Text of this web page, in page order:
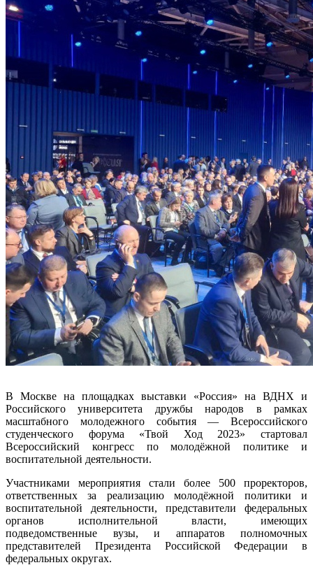
В Москве на площадках выставки «Россия» на ВДНХ и
Российского университета дружбы народов в рамках
масштабного молодежного события — Всероссийского
студенческого форума «Твой Ход 2023» стартовал
Всероссийский конгресс по молодёжной политике и
воспитательной деятельности.
Участниками мероприятия стали более 500 проректоров,
ответственных за реализацию молодёжной политики и
воспитательной деятельности, представители федеральных
органов исполнительной власти, имеющих
подведомственные вузы, и аппаратов полномочных
представителей Президента Российской Федерации в
федеральных округах.